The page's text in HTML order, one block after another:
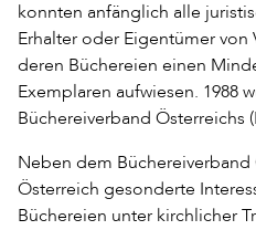
konnten anfänglich alle
Erhalter oder Eigentümer von
deren Büchereien einen
Exemplaren aufwiesen. 1988
Büchereiverband Österreichs
Neben dem
Österreich gesonderte
Büchereien unter kirchlicher